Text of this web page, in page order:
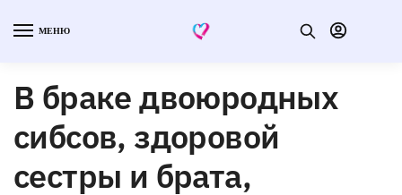
МЕНЮ
В браке двоюродных
сибсов, здоровой
сестры и брата,